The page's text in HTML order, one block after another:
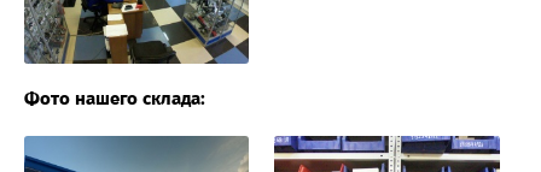
Фото нашего склада: